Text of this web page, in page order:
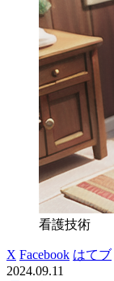
看護技術
X Facebook はてブ
2024.09.11